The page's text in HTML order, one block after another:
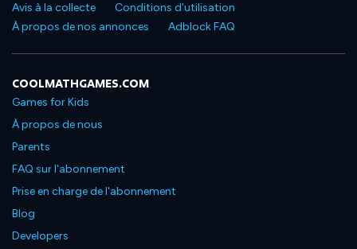
Avis à la collecte
Conditions d'utilisation
À propos de nos annonces
Adblock FAQ
COOLMATHGAMES.COM
Games for Kids
À propos de nous
Parents
FAQ sur l'abonnement
Prise en charge de l'abonnement
Blog
Developers